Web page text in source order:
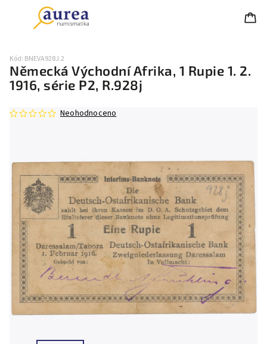
Německá Východní Afrika, 1 Rupie 1. 2.
1916, série P2, R.928j
Kód: BNEVA928J.2
Neohodnoceno